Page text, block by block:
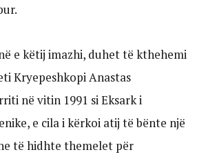
e këtij imazhi, duhet të kthehemi
Kryepeshkopi Anastas
në vitin 1991 si Eksark i
e cila i kërkoi atij të bënte një
të hidhte themelet për